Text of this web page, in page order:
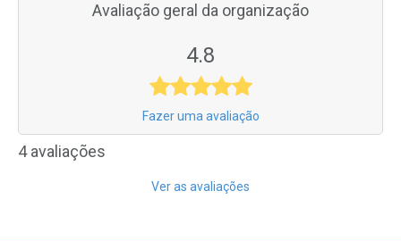
Avaliação geral da organização
4.8
Fazer uma avaliação
4 avaliações
Ver as avaliações